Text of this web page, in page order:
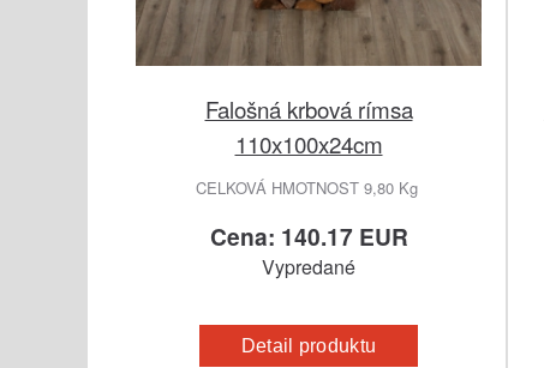
Falošná krbová rímsa
110x100x24cm
CELKOVÁ HMOTNOST 9,80 Kg
Cena: 140.17 EUR
Vypredané
Detail produktu